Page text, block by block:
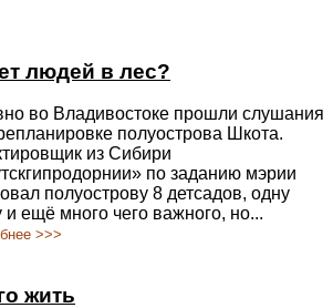
людей в лес?
во Владивостоке прошли слушания
полуострова Шкота.
из Сибири
по заданию мэрии
полуострову 8 детсадов, одну
и ещё много чего важного, но...
>>>
жить